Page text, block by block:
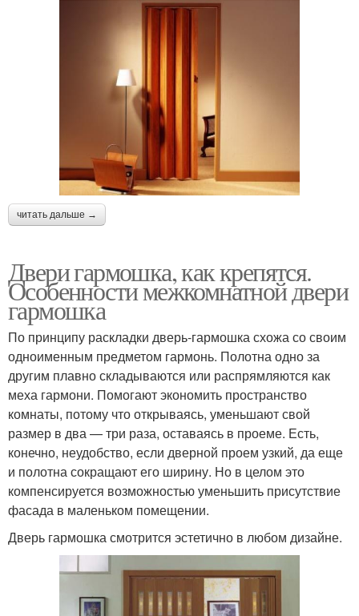
читать дальше →
Двери гармошка, как крепятся.
Особенности межкомнатной двери
гармошка
По принципу раскладки дверь-гармошка схожа со своим
одноименным предметом гармонь. Полотна одно за
другим плавно складываются или распрямляются как
меха гармони. Помогают экономить пространство
комнаты, потому что открываясь, уменьшают свой
размер в два — три раза, оставаясь в проеме. Есть,
конечно, неудобство, если дверной проем узкий, да еще
и полотна сокращают его ширину. Но в целом это
компенсируется возможностью уменьшить присутствие
фасада в маленьком помещении.
Дверь гармошка смотрится эстетично в любом дизайне.